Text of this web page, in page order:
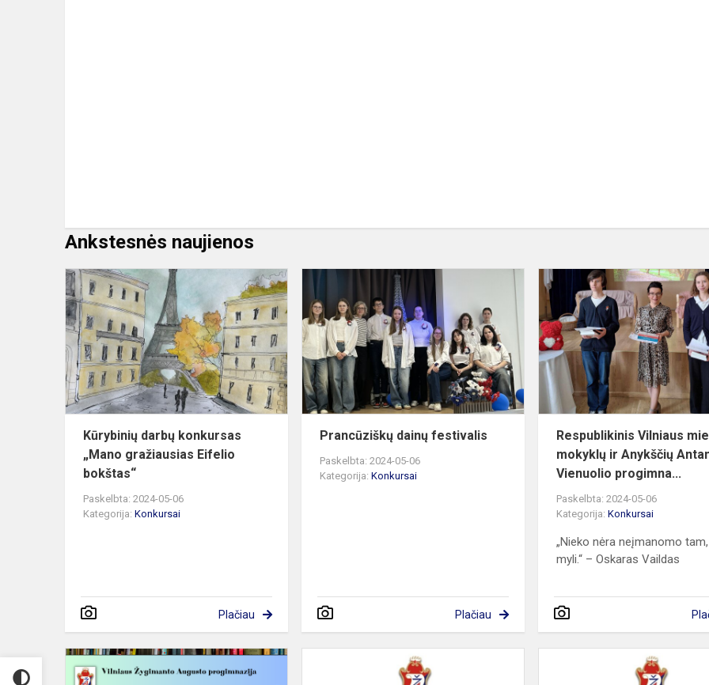
Ankstesnės naujienos
Kūrybinių
darbų
konkursas
„Mano
gražiausias
Eifelio
bokštas...
Kūrybinių darbų konkursas
„Mano gražiausias Eifelio
bokštas“
Paskelbta: 2024-05-06
Kategorija: Konkursai
Plačiau
Prancūziškų
dainų
festivalis
Prancūziškų dainų festivalis
Paskelbta: 2024-05-06
Kategorija:Konkursai
Plačiau
Respublikinis Vilniaus
mokyklų ir Anykščių
Vienuolio progimna...
Paskelbta: 2024-05-06
Kategorija:Konkursai
„Nieko nėra neįmanomo
myli.“ – Oskaras Vaildas
Respublikinis